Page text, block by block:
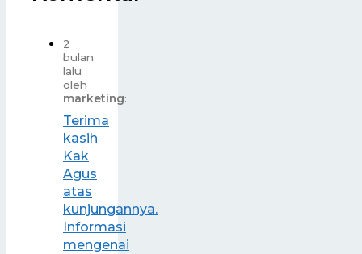
2
bulan
lalu
oleh
marketing:
Terima
kasih
Kak
Agus
atas
kunjungannya.
Informasi
mengenai